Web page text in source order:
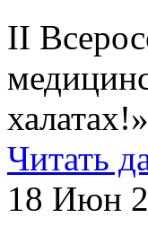
II
халатах!»
Читать
18 Июн